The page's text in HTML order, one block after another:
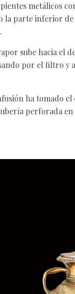
metálicos
la parte inferior
sube hacia el
por el filtro y
ha tomado
perforada